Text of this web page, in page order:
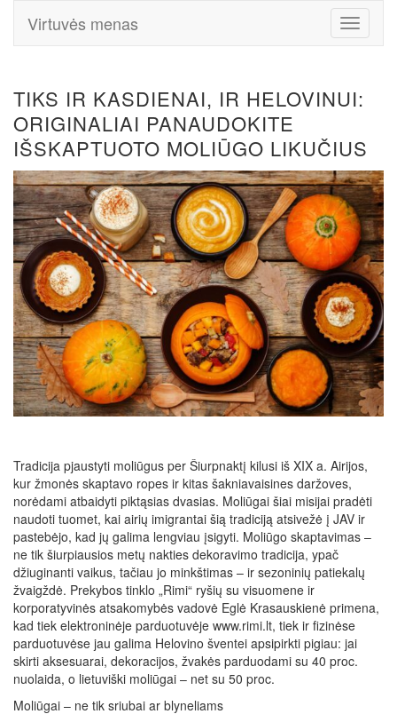
Toggle
Virtuvės menas
TIKS IR KASDIENAI, IR HELOVINUI:
ORIGINALIAI PANAUDOKITE
IŠSKAPTUOTO MOLIŪGO LIKUČIUS
Tradicija pjaustyti moliūgus per Šiurpnaktį kilusi iš XIX a. Airijos,
kur žmonės skaptavo ropes ir kitas šakniavaisines daržoves,
norėdami atbaidyti piktąsias dvasias. Moliūgai šiai misijai pradėti
naudoti tuomet, kai airių imigrantai šią tradiciją atsivežė į JAV ir
pastebėjo, kad jų galima lengviau įsigyti. Moliūgo skaptavimas –
ne tik šiurpiausios metų nakties dekoravimo tradicija, ypač
džiuginanti vaikus, tačiau jo minkštimas – ir sezoninių patiekalų
žvaigždė. Prekybos tinklo „Rimi“ ryšių su visuomene ir
korporatyvinės atsakomybės vadovė Eglė Krasauskienė primena,
kad tiek elektroninėje parduotuvėje www.rimi.lt, tiek ir fizinėse
parduotuvėse jau galima Helovino šventei apsipirkti pigiau: jai
skirti aksesuarai, dekoracijos, žvakės parduodami su 40 proc.
nuolaida, o lietuviški moliūgai – net su 50 proc.
Moliūgai – ne tik sriubai ar blyneliams